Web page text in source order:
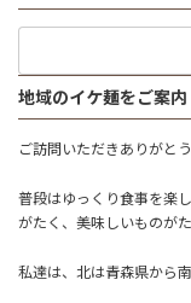
検
地域のイケ麺をご案内
ご訪問いただきありがとう
普段はゆっくり食事を楽
がたく、美味しいものが
私達は、北は青森県から